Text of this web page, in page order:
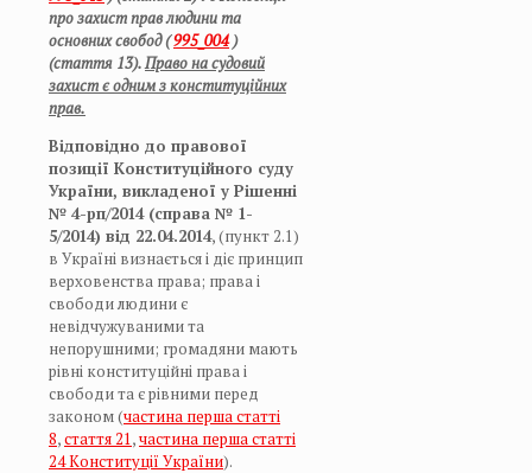
про захист прав людини та
основних свобод (995_004)
(стаття 13).Право на судовий
захист є одним з конституційних
прав.
Відповідно до правової
позиції Конституційного суду
України, викладеної у Рішенні
№ 4-рп/2014 (справа № 1-
5/2014) від 22.04.2014, (пункт 2.1)
в Україні визнається і діє принцип
верховенства права; права і
свободи людини є
невідчужуваними та
непорушними; громадяни мають
рівні конституційні права і
свободи та є рівними перед
законом (частина перша статті
8,стаття 21,частина перша статті
24 Конституції України).